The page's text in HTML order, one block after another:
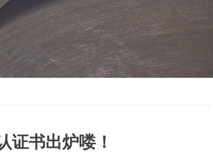
证书出炉喽！